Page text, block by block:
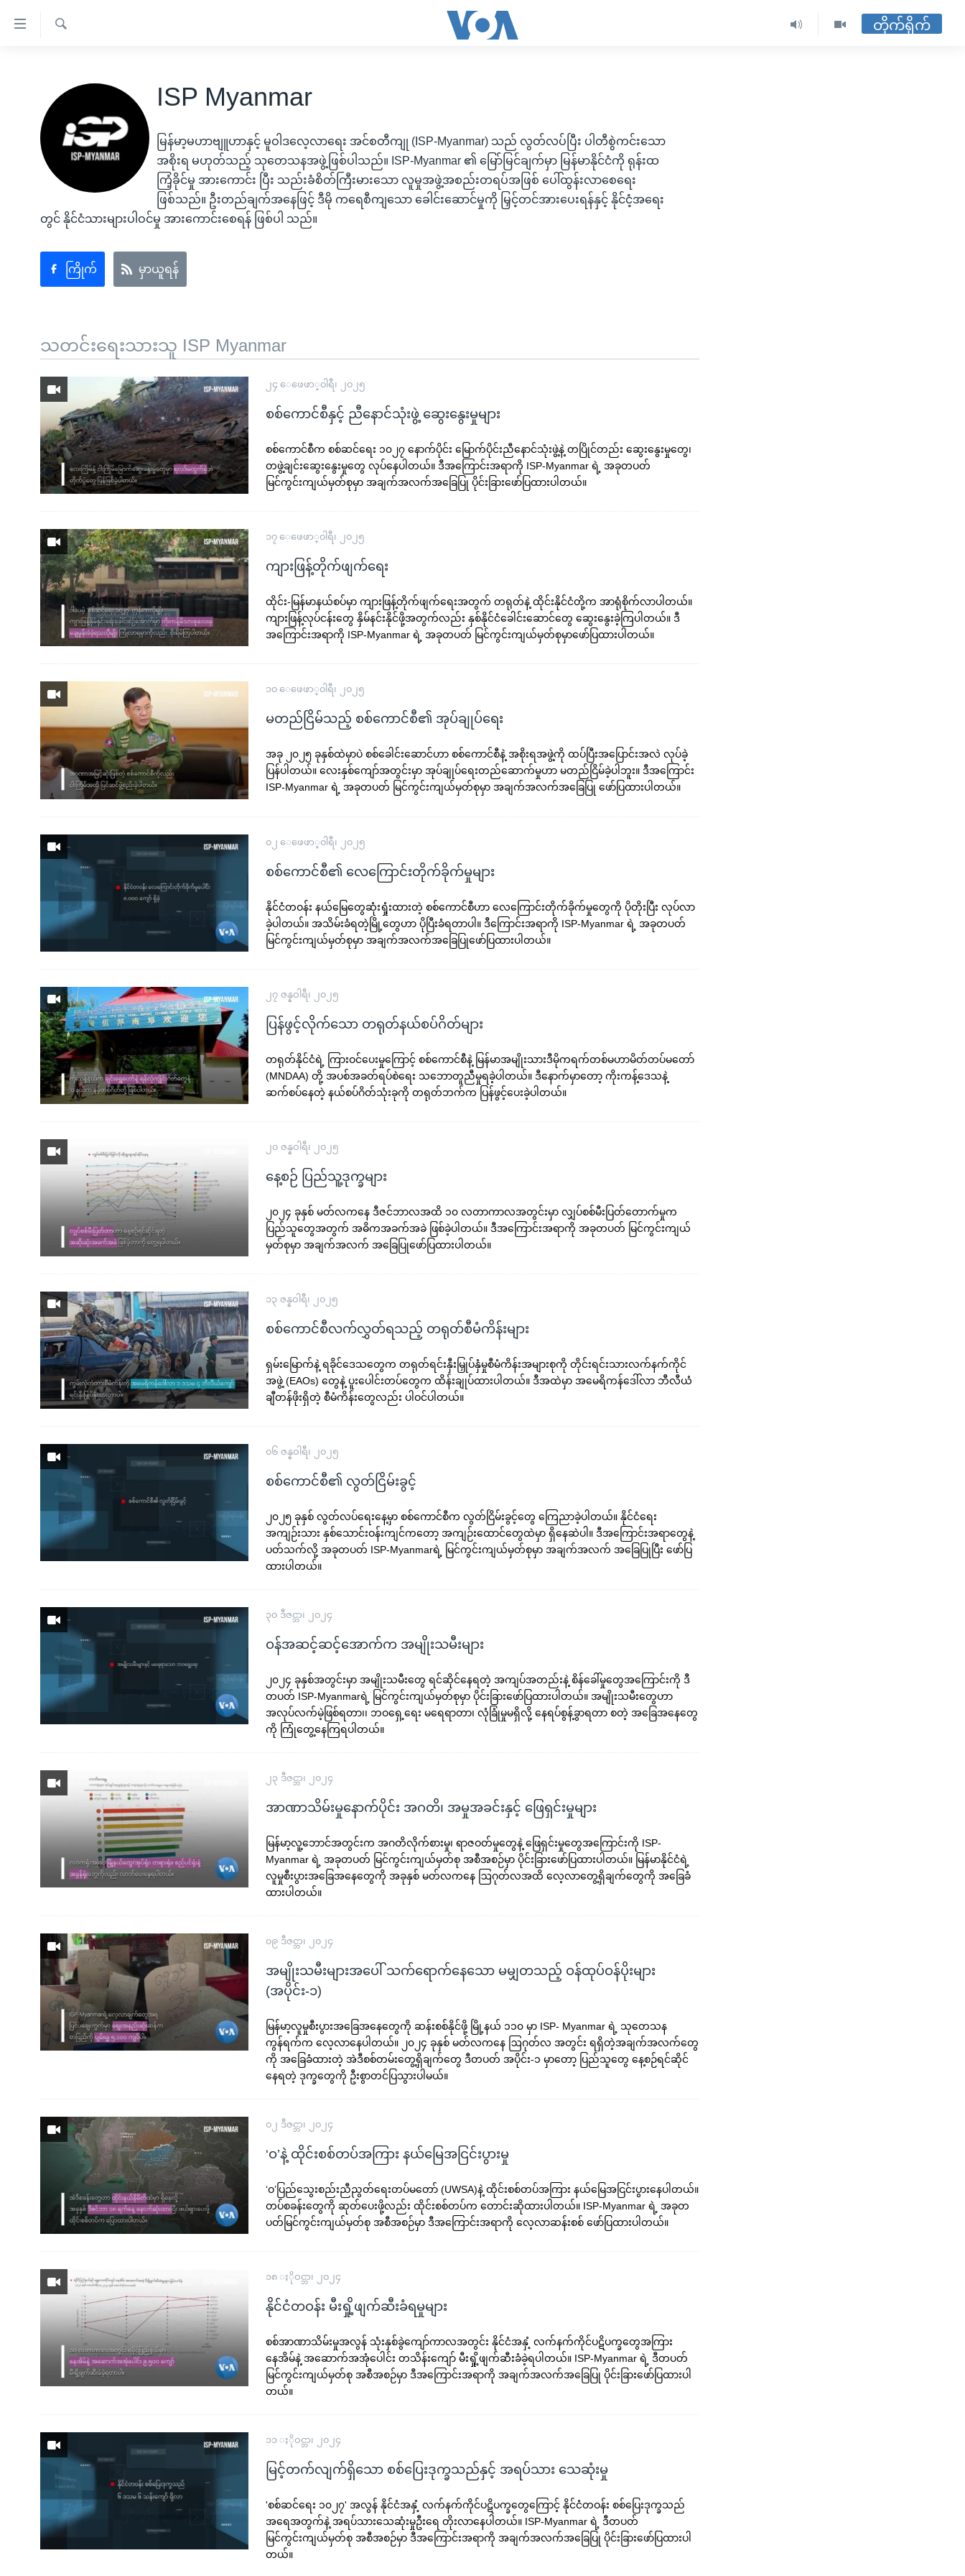
အကြောင်းအရာ
ကမ္ဘာ့သတင်းများ
နိုင်ငံတကာ
အမေရိကန်
အစ္စရေး-ပါလက်စတိုင်း
သတင်းလွတ်လပ်ခွင့်
ရပ်ဝန်းတခု လမ်းတခု အလွန်
အင်္ဂလိပ်စာလေ့လာမယ်
မကြေးမုံရဲ့ အင်္ဂလိပ်စာ
ရေဒီယို
ရေဒီယိုနှင့်ရုပ်သံ အချက်အလက်များ
ဒ်
တိုက်ရိုက်
ISP Myanmar
မြန်မာ့မဟာဗျူဟာနှင့် မူဝါဒလေ့လာရေး အင်စတီကျု (ISP-Myanmar) သည် လွတ်လပ်ပြီး ပါတီစွဲကင်းသော
အစိုးရ မဟုတ်သည့် သုတေသနအဖွဲ့ဖြစ်ပါသည်။ ISP-Myanmar ၏ မြော်မြင်ချက်မှာ မြန်မာနိုင်ငံကို ရုန်းထ
ကြံ့ခိုင်မှု အားကောင်း ပြီး သည်းခံစိတ်ကြီးမားသော လူမှုအဖွဲ့အစည်းတရပ်အဖြစ် ပေါ်ထွန်းလာစေရေး
ဖြစ်သည်။ ဦးတည်ချက်အနေဖြင့် ဒီမို ကရေစီကျသော ခေါင်းဆောင်မှုကို မြှင့်တင်အားပေးရန်နှင့် နိုင်ငံ့အရေး
တွင် နိုင်ငံသားများပါဝင်မှု အားကောင်းစေရန် ဖြစ်ပါ သည်။
ကြိုက် မှာယူရန်
သတင်းရေးသားသူ ISP Myanmar
၂၄ ေဖေဖာ္၀ါရီ၊ ၂၀၂၅
စစ်ကောင်စီနှင့် ညီနောင်သုံးဖွဲ့ ဆွေးနွေးမှုများ
စစ်ကောင်စီက စစ်ဆင်ရေး ၁၀၂၇ နောက်ပိုင်း မြောက်ပိုင်းညီနောင်သုံးဖွဲ့နဲ့ တပြိုင်တည်း ဆွေးနွေးမှုတွေ၊
တဖွဲ့ချင်းဆွေးနွေးမှုတွေ လုပ်နေပါတယ်။ ဒီအကြောင်းအရာကို ISP-Myanmar ရဲ့ အခုတပတ်
မြင်ကွင်းကျယ်မှတ်စုမှာ အချက်အလက်အခြေပြု ပိုင်းခြားဖော်ပြထားပါတယ်။
၁၇ ေဖေဖာ္၀ါရီ၊ ၂၀၂၅
ကျားဖြန့်တိုက်ဖျက်ရေး
ထိုင်း-မြန်မာနယ်စပ်မှာ ကျားဖြန့်တိုက်ဖျက်ရေးအတွက် တရုတ်နဲ့ ထိုင်းနိုင်ငံတို့က အာရုံစိုက်လာပါတယ်။
ကျားဖြန့်လုပ်ငန်းတွေ နှိမ်နင်းနိုင်ဖို့အတွက်လည်း နှစ်နိုင်ငံခေါင်းဆောင်တွေ ဆွေးနွေးခဲ့ကြပါတယ်။ ဒီ
အကြောင်းအရာကို ISP-Myanmar ရဲ့ အခုတပတ် မြင်ကွင်းကျယ်မှတ်စုမှာဖော်ပြထားပါတယ်။
၁၀ ေဖေဖာ္၀ါရီ၊ ၂၀၂၅
မတည်ငြိမ်သည့် စစ်ကောင်စီ၏ အုပ်ချုပ်ရေး
အခု ၂၀၂၅ ခုနှစ်ထဲမှာပဲ စစ်ခေါင်းဆောင်ဟာ စစ်ကောင်စီနဲ့ အစိုးရအဖွဲ့ကို ထပ်ပြီးအပြောင်းအလဲ လုပ်ခဲ့
ပြန်ပါတယ်။ လေးနှစ်ကျော်အတွင်းမှာ အုပ်ချုပ်ရေးတည်ဆောက်မှုဟာ မတည်ငြိမ်ခဲ့ပါဘူး။ ဒီအကြောင်း
ISP-Myanmar ရဲ့ အခုတပတ် မြင်ကွင်းကျယ်မှတ်စုမှာ အချက်အလက်အခြေပြု ဖော်ပြထားပါတယ်။
၀၂ ေဖေဖာ္၀ါရီ၊ ၂၀၂၅
စစ်ကောင်စီ၏ လေကြောင်းတိုက်ခိုက်မှုများ
နိုင်ငံတဝန်း နယ်မြေတွေဆုံးရှုံးထားတဲ့ စစ်ကောင်စီဟာ လေကြောင်းတိုက်ခိုက်မှုတွေကို ပိုတိုးပြီး လုပ်လာ
ခဲ့ပါတယ်။ အသိမ်းခံရတဲ့မြို့တွေဟာ ပိုပြီးခံရတာပါ။ ဒီကြောင်းအရာကို ISP-Myanmar ရဲ့ အခုတပတ်
မြင်ကွင်းကျယ်မှတ်စုမှာ အချက်အလက်အခြေပြုဖော်ပြထားပါတယ်။
၂၇ ဇန္နဝါရီ၊ ၂၀၂၅
ပြန်ဖွင့်လိုက်သော တရုတ်နယ်စပ်ဂိတ်များ
တရုတ်နိုင်ငံရဲ့ ကြားဝင်ပေးမှုကြောင့် စစ်ကောင်စီနဲ့ မြန်မာအမျိုးသားဒီမိုကရက်တစ်မဟာမိတ်တပ်မတော်
(MNDAA) တို့ အပစ်အခတ်ရပ်စဲရေး သဘောတူညီမှုရခဲ့ပါတယ်။ ဒီနောက်မှာတော့ ကိုးကန့်ဒေသနဲ့
ဆက်စပ်နေတဲ့ နယ်စပ်ဂိတ်သုံးခုကို တရုတ်ဘက်က ပြန်ဖွင့်ပေးခဲ့ပါတယ်။
၂၀ ဇန္နဝါရီ၊ ၂၀၂၅
နေ့စဉ် ပြည်သူ့ဒုက္ခများ
၂၀၂၄ ခုနှစ် မတ်လကနေ ဒီဇင်ဘာလအထိ ၁၀ လတာကာလအတွင်းမှာ လျှပ်စစ်မီးပြတ်တောက်မှုက
ပြည်သူတွေအတွက် အဓိကအခက်အခဲ ဖြစ်ခဲ့ပါတယ်။ ဒီအကြောင်းအရာကို အခုတပတ် မြင်ကွင်းကျယ်
မှတ်စုမှာ အချက်အလက် အခြေပြုဖော်ပြထားပါတယ်။
၁၃ ဇန္နဝါရီ၊ ၂၀၂၅
စစ်ကောင်စီလက်လွှတ်ရသည့် တရုတ်စီမံကိန်းများ
ရှမ်းမြောက်နဲ့ ရခိုင်ဒေသတွေက တရုတ်ရင်းနှီးမြှုပ်နှံမှုစီမံကိန်းအများစုကို တိုင်းရင်းသားလက်နက်ကိုင်
အဖွဲ့ (EAOs) တွေနဲ့ ပူးပေါင်းတပ်တွေက ထိန်းချုပ်ထားပါတယ်။ ဒီအထဲမှာ အမေရိကန်ဒေါ်လာ ဘီလီယံ
ချီတန်ဖိုးရှိတဲ့ စီမံကိန်းတွေလည်း ပါဝင်ပါတယ်။
၀၆ ဇန္နဝါရီ၊ ၂၀၂၅
စစ်ကောင်စီ၏ လွတ်ငြိမ်းခွင့်
၂၀၂၅ ခုနှစ် လွတ်လပ်ရေးနေ့မှာ စစ်ကောင်စီက လွတ်ငြိမ်းခွင့်တွေ ကြေညာခဲ့ပါတယ်။ နိုင်ငံရေး
အကျဉ်းသား နှစ်သောင်းဝန်းကျင်ကတော့ အကျဉ်းထောင်တွေထဲမှာ ရှိနေဆဲပါ။ ဒီအကြောင်းအရာတွေနဲ့
ပတ်သက်လို့ အခုတပတ် ISP-Myanmarရဲ့ မြင်ကွင်းကျယ်မှတ်စုမှာ အချက်အလက် အခြေပြုပြီး ဖော်ပြ
ထားပါတယ်။
၃၀ ဒီဇင္ဘာ၊ ၂၀၂၄
ဝန်အဆင့်ဆင့်အောက်က အမျိုးသမီးများ
၂၀၂၄ ခုနှစ်အတွင်းမှာ အမျိုးသမီးတွေ ရင်ဆိုင်နေရတဲ့ အကျပ်အတည်းနဲ့ စိန်ခေါ်မှုတွေအကြောင်းကို ဒီ
တပတ် ISP-Myanmarရဲ့ မြင်ကွင်းကျယ်မှတ်စုမှာ ပိုင်းခြားဖော်ပြထားပါတယ်။ အမျိုးသမီးတွေဟာ
အလုပ်လက်မဲ့ဖြစ်ရတာ၊၊ ဘဝရှေ့ရေး မရေရာတာ၊ လုံခြုံမှုမရှိလို့ နေရပ်စွန့်ခွာရတာ စတဲ့ အခြေအနေတွေ
ကို ကြုံတွေ့နေကြရပါတယ်။
၂၃ ဒီဇင္ဘာ၊ ၂၀၂၄
အာဏာသိမ်းမှုနောက်ပိုင်း အဂတိ၊ အမှုအခင်းနှင့် ဖြေရှင်းမှုများ
မြန်မာ့လူ့ဘောင်အတွင်းက အဂတိလိုက်စားမှု၊ ရာဇဝတ်မှုတွေနဲ့ ဖြေရှင်းမှုတွေအကြောင်းကို ISP-
Myanmar ရဲ့ အခုတပတ် မြင်ကွင်းကျယ်မှတ်စု အစီအစဉ်မှာ ပိုင်းခြားဖော်ပြထားပါတယ်။ မြန်မာနိုင်ငံရဲ့
လူမှုစီးပွားအခြေအနေတွေကို အခုနှစ် မတ်လကနေ ဩဂုတ်လအထိ လေ့လာတွေ့ရှိချက်တွေကို အခြေခံ
ထားပါတယ်။
၀၉ ဒီဇင္ဘာ၊ ၂၀၂၄
အမျိုးသမီးများအပေါ် သက်ရောက်နေသော မမျှတသည့် ဝန်ထုပ်ဝန်ပိုးများ
(အပိုင်း-၁)
မြန်မာ့လူမှုစီးပွားအခြေအနေတွေကို ဆန်းစစ်နိုင်ဖို့ မြို့နယ် ၁၁၀ မှာ ISP- Myanmar ရဲ့ သုတေသန
ကွန်ရက်က လေ့လာနေပါတယ်။ ၂၀၂၄ ခုနှစ် မတ်လကနေ ဩဂုတ်လ အတွင်း ရရှိတဲ့အချက်အလက်တွေ
ကို အခြေခံထားတဲ့ အဲဒီစစ်တမ်းတွေ့ရှိချက်တွေ ဒီတပတ် အပိုင်း-၁ မှာတော့ ပြည်သူတွေ နေ့စဉ်ရင်ဆိုင်
နေရတဲ့ ဒုက္ခတွေကို ဦးစွာတင်ပြသွားပါမယ်။
၀၂ ဒီဇင္ဘာ၊ ၂၀၂၄
‘ဝ’နဲ့ ထိုင်းစစ်တပ်အကြား နယ်မြေအငြင်းပွားမှု
‘ဝ’ပြည်သွေးစည်းညီညွတ်ရေးတပ်မတော် (UWSA)နဲ့ ထိုင်းစစ်တပ်အကြား နယ်မြေအငြင်းပွားနေပါတယ်။
တပ်စခန်းတွေကို ဆုတ်ပေးဖို့လည်း ထိုင်းစစ်တပ်က တောင်းဆိုထားပါတယ်။ ISP-Myanmar ရဲ့ အခုတ
ပတ်မြင်ကွင်းကျယ်မှတ်စု အစီအစဉ်မှာ ဒီအကြောင်းအရာကို လေ့လာဆန်းစစ် ဖော်ပြထားပါတယ်။
၁၈ ႏိုဝင္ဘာ၊ ၂၀၂၄
နိုင်ငံတဝန်း မီးရှို့ဖျက်ဆီးခံရမှုများ
စစ်အာဏာသိမ်းမှုအလွန် သုံးနှစ်ခွဲကျော်ကာလအတွင်း နိုင်ငံအနှံ့ လက်နက်ကိုင်ပဋိပက္ခတွေအကြား
နေအိမ်နဲ့ အဆောက်အအုံပေါင်း တသိန်းကျော် မီးရှို့ဖျက်ဆီးခံခဲ့ရပါတယ်။ ISP-Myanmar ရဲ့ ဒီတပတ်
မြင်ကွင်းကျယ်မှတ်စု အစီအစဉ်မှာ ဒီအကြောင်းအရာကို အချက်အလက်အခြေပြု ပိုင်းခြားဖော်ပြထားပါ
တယ်။
၁၁ ႏိုဝင္ဘာ၊ ၂၀၂၄
မြင့်တက်လျက်ရှိသော စစ်ပြေးဒုက္ခသည်နှင့် အရပ်သား သေဆုံးမှု
'စစ်ဆင်ရေး ၁၀၂၇' အလွန် နိုင်ငံအနှံ့ လက်နက်ကိုင်ပဋိပက္ခတွေကြောင့် နိုင်ငံတဝန်း စစ်ပြေးဒုက္ခသည်
အရေအတွက်နဲ့ အရပ်သားသေဆုံးမှုဦးရေ တိုးလာနေပါတယ်။ ISP-Myanmar ရဲ့ ဒီတပတ်
မြင်ကွင်းကျယ်မှတ်စု အစီအစဉ်မှာ ဒီအကြောင်းအရာကို အချက်အလက်အခြေပြု ပိုင်းခြားဖော်ပြထားပါ
တယ်။